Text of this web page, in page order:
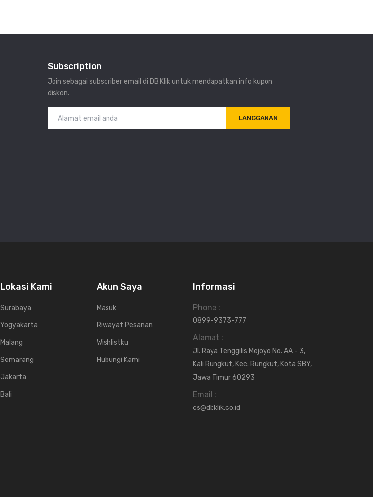
Subscription
Join sebagai subscriber email di DB Klik untuk mendapatkan info kupon
diskon.
LANGGANAN
Lokasi Kami
Surabaya
Yogyakarta
Malang
Semarang
Jakarta
Bali
Akun Saya
Masuk
Riwayat Pesanan
Wishlistku
Hubungi Kami
Informasi
Phone :
0899-9373-777
Alamat :
Jl. Raya Tenggilis Mejoyo No. AA - 3,
Kali Rungkut, Kec. Rungkut, Kota SBY,
Jawa Timur 60293
Email :
cs@dbklik.co.id